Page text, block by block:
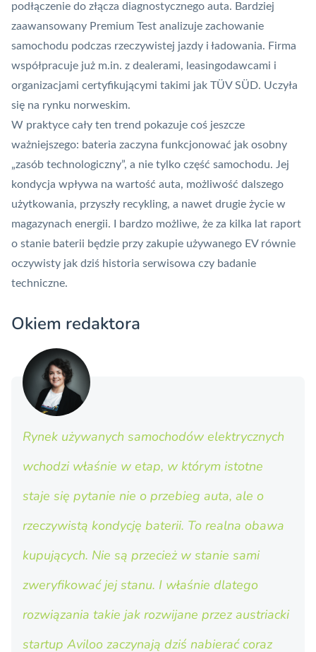
podłączenie do złącza diagnostycznego auta. Bardziej
zaawansowany Premium Test analizuje zachowanie
samochodu podczas rzeczywistej jazdy i ładowania. Firma
współpracuje już m.in. z dealerami, leasingodawcami i
organizacjami certyfikującymi takimi jak TÜV SÜD. Uczyła
się na rynku norweskim.
W praktyce cały ten trend pokazuje coś jeszcze
ważniejszego: bateria zaczyna funkcjonować jak osobny
„zasób technologiczny”, a nie tylko część samochodu. Jej
kondycja wpływa na wartość auta, możliwość dalszego
użytkowania, przyszły recykling, a nawet drugie życie w
magazynach energii. I bardzo możliwe, że za kilka lat raport
o stanie baterii będzie przy zakupie używanego EV równie
oczywisty jak dziś historia serwisowa czy badanie
techniczne.
Okiem redaktora
Rynek używanych samochodów elektrycznych
wchodzi właśnie w etap, w którym istotne
staje się pytanie nie o przebieg auta, ale o
rzeczywistą kondycję baterii. To realna obawa
kupujących. Nie są przecież w stanie sami
zweryfikować jej stanu. I właśnie dlatego
rozwiązania takie jak rozwijane przez austriacki
startup Aviloo zaczynają dziś nabierać coraz